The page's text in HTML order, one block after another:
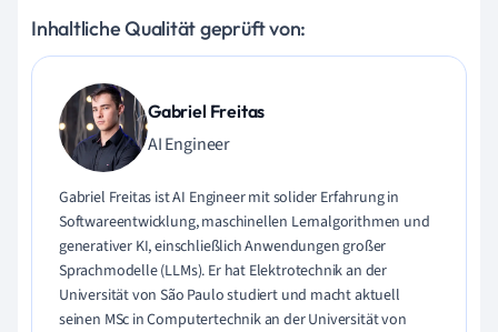
Inhaltliche Qualität geprüft von:
Gabriel Freitas
AI Engineer
Gabriel Freitas ist AI Engineer mit solider Erfahrung in
Softwareentwicklung, maschinellen Lernalgorithmen und
generativer KI, einschließlich Anwendungen großer
Sprachmodelle (LLMs). Er hat Elektrotechnik an der
Universität von São Paulo studiert und macht aktuell
seinen MSc in Computertechnik an der Universität von